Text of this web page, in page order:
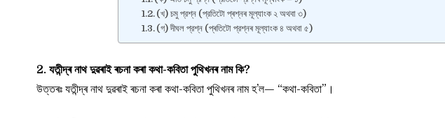
(খ) চমু প্রশ্ন (প্রতিটো প্ৰশ্নৰ মূল্যাংক ২ অথবা ৩)
(গ) দীঘল প্রশ্ন (প্ৰতিটো প্রশ্নৰ মূল্যাংক ৪ অথবা ৫)
2. যতীন্দ্ৰ নাথ দুৱৰাই ৰচনা কৰা কথা-কবিতা পুথিখনৰ নাম কি?
উত্তৰঃ যতীন্দ্ৰ নাথ দুৱৰাই ৰচনা কৰা কথা-কবিতা পুথিখনৰ নাম হ’ল— “কথা-কবিতা”।